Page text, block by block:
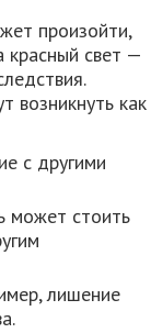
произойти,
красный свет —
возникнуть как
с другими
может стоить
лишение